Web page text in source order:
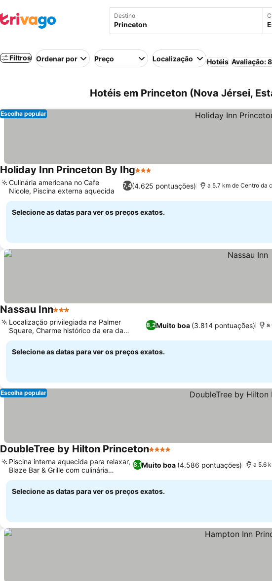
Destino
Filtros Ordenar por Preço Localização Hotéis Avaliação:
Hotéis em Princeton (Nova Jérsei,
Escolha popular
Holiday Inn Princeton By Ihg3 Estrelas
7,4(4.625 pontuações)
Culinária americana no Cafe
Nicole, Piscina externa aquecida
a 5.7 km de Centro da
Selecione as datas para ver os preços exatos.
Nassau Inn3 Estrelas
8,2Muito boa (3.814 pontuações)
Localização privilegiada na Palmer
Square, Charme histórico da era da
Guerra Revolucionária
a
Selecione as datas para ver os preços exatos.
Escolha popular
DoubleTree by Hilton Princeton4 Estrelas
8,1Muito boa (4.586 pontuações)
Piscina interna aquecida para relaxar,
Blaze Bar & Grille com culinária
defumada
a 5.6
Selecione as datas para ver os preços exatos.